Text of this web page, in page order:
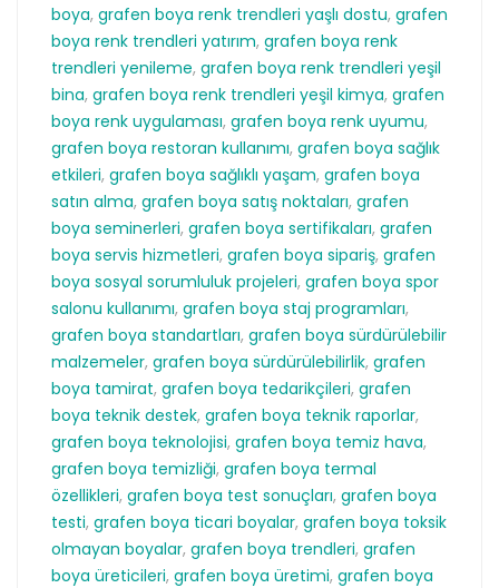
boya, grafen boya renk trendleri yaşlı dostu, grafen
boya renk trendleri yatırım, grafen boya renk
trendleri yenileme, grafen boya renk trendleri yeşil
bina, grafen boya renk trendleri yeşil kimya, grafen
boya renk uygulaması, grafen boya renk uyumu,
grafen boya restoran kullanımı, grafen boya sağlık
etkileri, grafen boya sağlıklı yaşam, grafen boya
satın alma, grafen boya satış noktaları, grafen
boya seminerleri, grafen boya sertifikaları, grafen
boya servis hizmetleri, grafen boya sipariş, grafen
boya sosyal sorumluluk projeleri, grafen boya spor
salonu kullanımı, grafen boya staj programları,
grafen boya standartları, grafen boya sürdürülebilir
malzemeler, grafen boya sürdürülebilirlik, grafen
boya tamirat, grafen boya tedarikçileri, grafen
boya teknik destek, grafen boya teknik raporlar,
grafen boya teknolojisi, grafen boya temiz hava,
grafen boya temizliği, grafen boya termal
özellikleri, grafen boya test sonuçları, grafen boya
testi, grafen boya ticari boyalar, grafen boya toksik
olmayan boyalar, grafen boya trendleri, grafen
boya üreticileri, grafen boya üretimi, grafen boya